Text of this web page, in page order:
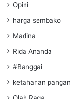
Opini
harga sembako
Madina
Rida Ananda
#Banggai
ketahanan pangan
Olah Raga